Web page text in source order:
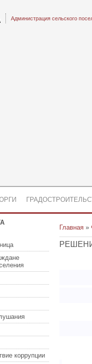
Администрация сельского
коррупции
Главная »